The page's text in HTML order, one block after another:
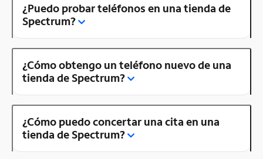
¿Puedo probar teléfonos en una tienda de
Spectrum?
¿Cómo obtengo un teléfono nuevo de una
tienda de Spectrum?
¿Cómo puedo concertar una cita en una
tienda de Spectrum?